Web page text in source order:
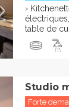
›
table de
Studio
Forte